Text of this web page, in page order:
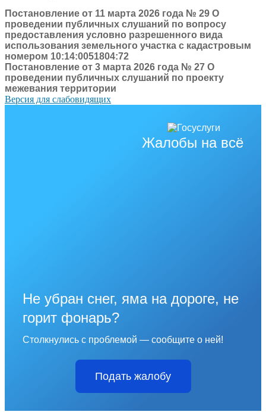
Постановление от 11 марта 2026 года № 29 О
проведении публичных слушаний по вопросу
предоставления условно разрешенного вида
использования земельного участка с кадастровым
номером 10:14:0051804:72
Постановление от 3 марта 2026 года № 27 О
проведении публичных слушаний по проекту
межевания территории
Версия для слабовидящих
Жалобы на всё
Не убран снег, яма на дороге, не
горит фонарь?
Столкнулись с проблемой — сообщите о ней!
Подать жалобу